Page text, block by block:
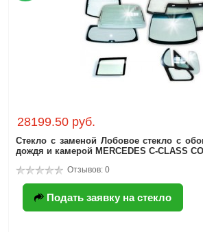
28199.50 руб.
Стекло с заменой Лобовое стекло с
дождя и камерой MERCEDES C-CLASS
Отзывов: 0
Подать заявку на стекло